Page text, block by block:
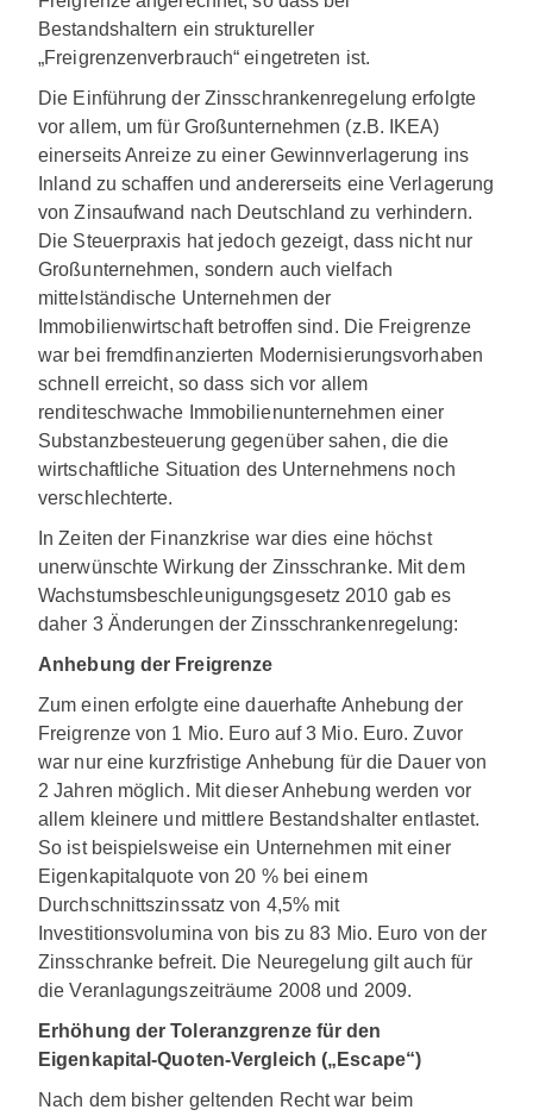
Bestandshaltern ein struktureller
„Freigrenzenverbrauch“ eingetreten ist.
Die Einführung der Zinsschrankenregelung erfolgte
vor allem, um für Großunternehmen (z.B. IKEA)
einerseits Anreize zu einer Gewinnverlagerung ins
Inland zu schaffen und andererseits eine Verlagerung
von Zinsaufwand nach Deutschland zu verhindern.
Die Steuerpraxis hat jedoch gezeigt, dass nicht nur
Großunternehmen, sondern auch vielfach
mittelständische Unternehmen der
Immobilienwirtschaft betroffen sind. Die Freigrenze
war bei fremdfinanzierten Modernisierungsvorhaben
schnell erreicht, so dass sich vor allem
renditeschwache Immobilienunternehmen einer
Substanzbesteuerung gegenüber sahen, die die
wirtschaftliche Situation des Unternehmens noch
verschlechterte.
In Zeiten der Finanzkrise war dies eine höchst
unerwünschte Wirkung der Zinsschranke. Mit dem
Wachstumsbeschleunigungsgesetz 2010 gab es
daher 3 Änderungen der Zinsschrankenregelung:
Anhebung der Freigrenze
Zum einen erfolgte eine dauerhafte Anhebung der
Freigrenze von 1 Mio. Euro auf 3 Mio. Euro. Zuvor
war nur eine kurzfristige Anhebung für die Dauer von
2 Jahren möglich. Mit dieser Anhebung werden vor
allem kleinere und mittlere Bestandshalter entlastet.
So ist beispielsweise ein Unternehmen mit einer
Eigenkapitalquote von 20 % bei einem
Durchschnittszinssatz von 4,5% mit
Investitionsvolumina von bis zu 83 Mio. Euro von der
Zinsschranke befreit. Die Neuregelung gilt auch für
die Veranlagungszeiträume 2008 und 2009.
Erhöhung der Toleranzgrenze für den
Eigenkapital-Quoten-Vergleich („Escape“)
Nach dem bisher geltenden Recht war beim